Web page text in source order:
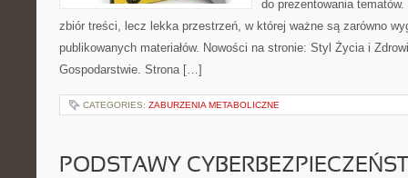
do prezentowania
zbiór treści, lecz lekka przestrzeń, w której ważne są zarówno
publikowanych materiałów. Nowości na stronie: Styl Życia i
Gospodarstwie. Strona […]
CATEGORIES: ZABURZENIA METABOLICZNE
PODSTAWY